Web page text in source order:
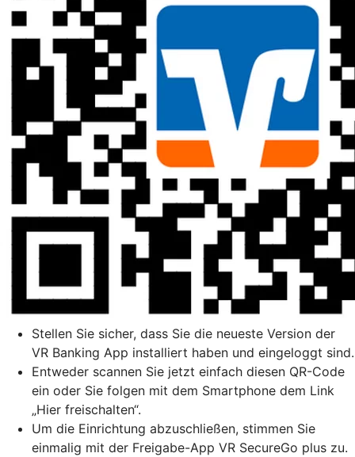
Stellen Sie sicher, dass Sie die neueste Version der
VR Banking App installiert haben und eingeloggt sind.
Entweder scannen Sie jetzt einfach diesen QR-Code
ein oder Sie folgen mit dem Smartphone dem Link
„Hier freischalten“.
Um die Einrichtung abzuschließen, stimmen Sie
einmalig mit der Freigabe-App VR SecureGo plus zu.